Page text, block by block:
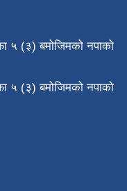
५ (३) बमोजिमको नपाको
५ (३) बमोजिमको नपाको